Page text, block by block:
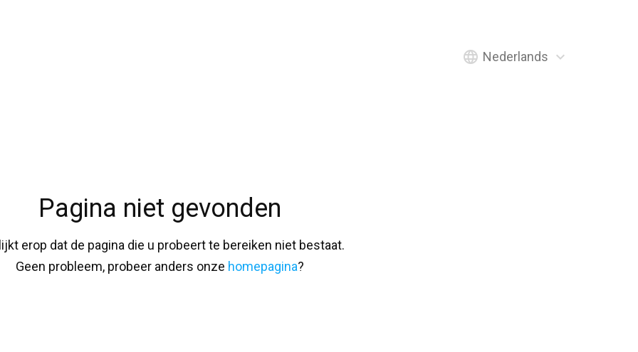
language Nederlands expand_more
Pagina niet gevonden
erop dat de pagina die u probeert te bereiken niet bestaat.
Geen probleem, probeer anders onze homepagina?